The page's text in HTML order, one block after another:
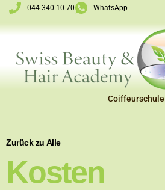
Zum
044 340 10 70 WhatsApp
Coiffeurschule
Zurück zu Alle
Kosten